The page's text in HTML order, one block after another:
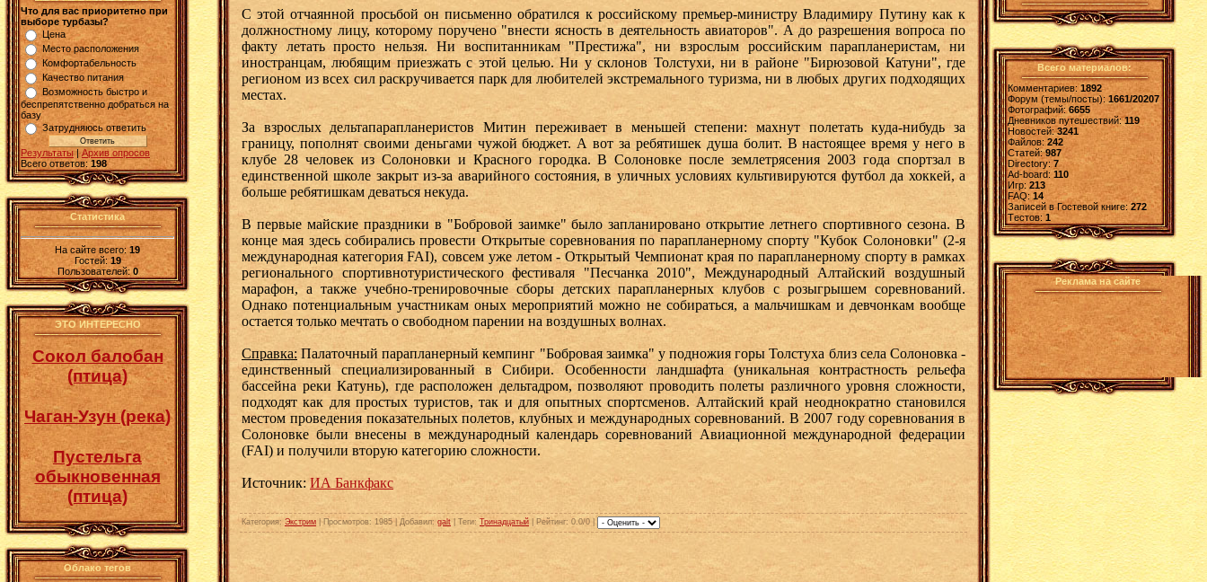
Что для вас приоритетно при
выборе турбазы?
Цена
Место расположения
Комфортабельность
Качество питания
Возможность быстро и
беспрепятственно добраться на
базу
Затрудняюсь ответить
Результаты |Архив опросов
Всего ответов: 198
Статистика
На сайте всего:19
Гостей: 19
Пользователей: 0
ЭТО ИНТЕРЕСНО
Сокол балобан
(птица)
Чаган-Узун (река)
Пустельга
обыкновенная
(птица)
Облако тегов
С этой отчаянной просьбой он письменно обратился к российскому премьер-министру Владимиру Путину как к
должностному лицу, которому поручено "внести ясность в деятельность авиаторов". А до разрешения вопроса по
факту летать просто нельзя. Ни воспитанникам "Престижа", ни взрослым российским парапланеристам, ни
иностранцам, любящим приезжать с этой целью. Ни у склонов Толстухи, ни в районе "Бирюзовой Катуни", где
регионом из всех сил раскручивается парк для любителей экстремального туризма, ни в любых других подходящих
местах.
За взрослых дельтапарапланеристов Митин переживает в меньшей степени: махнут полетать куда-нибудь за
границу, пополнят своими деньгами чужой бюджет. А вот за ребятишек душа болит. В настоящее время у него в
клубе 28 человек из Солоновки и Красного городка. В Солоновке после землетрясения 2003 года спортзал в
единственной школе закрыт из-за аварийного состояния, в уличных условиях культивируются футбол да хоккей, а
больше ребятишкам деваться некуда.
В первые майские праздники в "Бобровой заимке" было запланировано открытие летнего спортивного сезона. В
конце мая здесь собирались провести Открытые соревнования по парапланерному спорту "Кубок Солоновки" (2-я
международная категория FAI), совсем уже летом - Открытый Чемпионат края по парапланерному спорту в рамках
регионального спортивнотуристического фестиваля "Песчанка 2010", Международный Алтайский воздушный
марафон, а также учебно-тренировочные сборы детских парапланерных клубов с розыгрышем соревнований.
Однако потенциальным участникам оных мероприятий можно не собираться, а мальчишкам и девчонкам вообще
остается только мечтать о свободном парении на воздушных волнах.
Справка: Палаточный парапланерный кемпинг "Бобровая заимка" у подножия горы Толстуха близ села Солоновка -
единственный специализированный в Сибири. Особенности ландшафта (уникальная контрастность рельефа
бассейна реки Катунь), где расположен дельтадром, позволяют проводить полеты различного уровня сложности,
подходят как для простых туристов, так и для опытных спортсменов. Алтайский край неоднократно становился
местом проведения показательных полетов, клубных и международных соревнований. В 2007 году соревнования в
Солоновке были внесены в международный календарь соревнований Авиационной международной федерации
(FAI) и получили вторую категорию сложности.
Источник:ИА Банкфакс
Категория: Экстрим |Просмотров: 1985 | Добавил: galt| Теги: Тринадцатый Рейтинг: 0.0/0 |
Всего материалов:
Комментариев: 1892
Форум (темы/посты):1661/20207
Фотографий:6655
Дневников путешествий:119
Новостей:3241
Файлов: 242
Статей:987
Directory: 7
Ad-board:110
Игр: 213
FAQ:14
Записей в Гостевой книге:272
Tестов: 1
Реклама на сайте